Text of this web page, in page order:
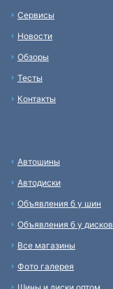
Сервисы
Новости
Обзоры
Тесты
Контакты
Автошины
Автодиски
Объявления б у шин
Объявления б у дисков
Все магазины
Фото галерея